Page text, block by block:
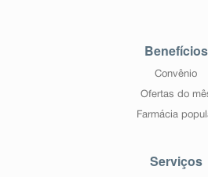
Benefícios
Convênio
Ofertas do
Farmácia
Serviços